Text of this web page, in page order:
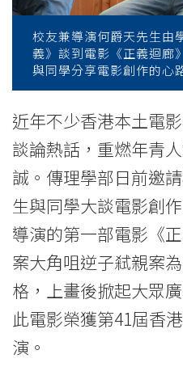
News
College
of
International
Education
Hong
Kong
Baptist
University
校友兼導演何爵天先生由
義》談到電影《正義迴廊
與同學分享電影創作的心
近年不少香港本土電
談論熱話，重燃年青
誠。傳理學部日前邀
生與同學大談電影創
導演的第一部電影《
案大角咀逆子弒親案
格，上畫後掀起大眾
此電影榮獲第41屆香
演。